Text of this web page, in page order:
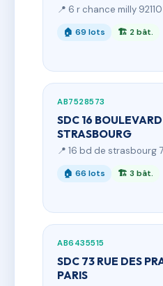
📍 6 r chance milly
🏠 69 lots 🏗 2 bât.
AB7528573
SDC 16
STRASBOURG
📍 16 bd de strasbourg
🏠 66 lots 🏗 3 bât.
AB6435515
SDC 73 RUE DES
PARIS